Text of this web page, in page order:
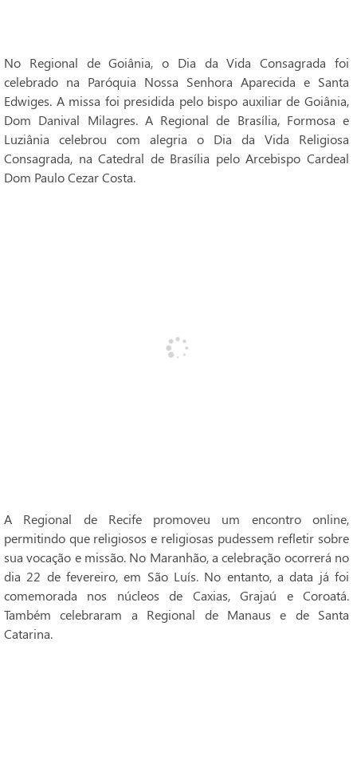
No Regional de Goiânia, o Dia da Vida Consagrada foi
celebrado na Paróquia Nossa Senhora Aparecida e Santa
Edwiges. A missa foi presidida pelo bispo auxiliar de Goiânia,
Dom Danival Milagres. A Regional de Brasília, Formosa e
Luziânia celebrou com alegria o Dia da Vida Religiosa
Consagrada, na Catedral de Brasília pelo Arcebispo Cardeal
Dom Paulo Cezar Costa.
A Regional de Recife promoveu um encontro online,
permitindo que religiosos e religiosas pudessem refletir sobre
sua vocação e missão. No Maranhão, a celebração ocorrerá no
dia 22 de fevereiro, em São Luís. No entanto, a data já foi
comemorada nos núcleos de Caxias, Grajaú e Coroatá.
Também celebraram a Regional de Manaus e de Santa
Catarina.